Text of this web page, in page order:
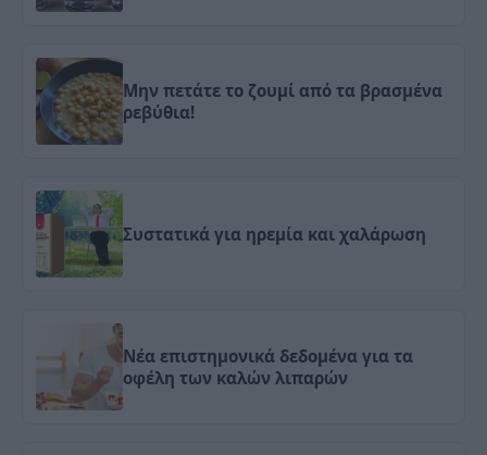
Μην πετάτε το ζουμί από τα βρασμένα
ρεβύθια!
Συστατικά για ηρεμία και χαλάρωση
Νέα επιστημονικά δεδομένα για τα
οφέλη των καλών λιπαρών